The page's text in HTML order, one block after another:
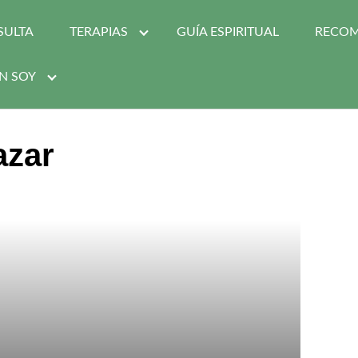
TERAPIAS GUÍA ESPIRITUAL
SOY